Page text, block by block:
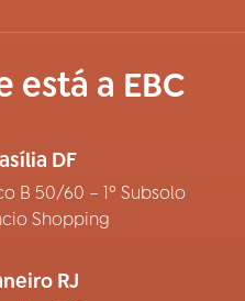
está a EBC
DF
B 50/60 – 1º Subsolo
Shopping
RJ